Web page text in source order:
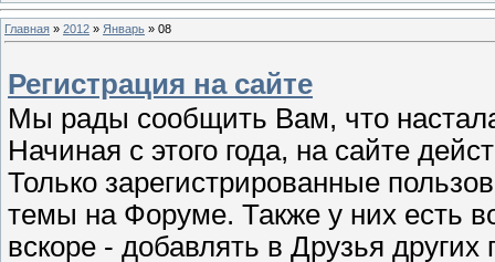
Главная » 2012 » Январь » 08
Регистрация на сайте
Мы рады сообщить Вам, что
Начиная с этого года, на сайте
Только зарегистрированные
темы на Форуме. Также у них есть
вскоре - добавлять в Друзья других